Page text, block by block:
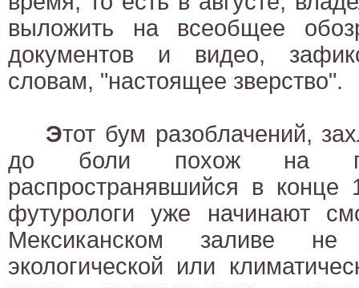
выложить на всеобщее
документов и видео,
словам, "настоящее зверство".
Этот бум разоблачений,
до боли похож на
распространявшийся в
футурологи уже начинают
Мексиканском заливе
экологической или